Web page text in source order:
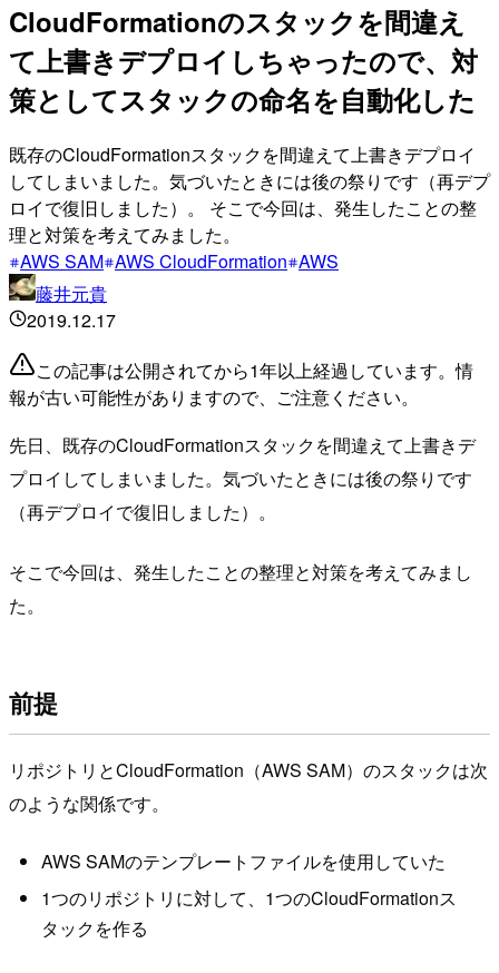
CloudFormationのスタックを間違え
て上書きデプロイしちゃったので、対
策としてスタックの命名を自動化した
既存のCloudFormationスタックを間違えて上書きデプロイ
してしまいました。気づいたときには後の祭りです（再デプ
ロイで復旧しました）。 そこで今回は、発生したことの整
理と対策を考えてみました。
AWS SAM AWS CloudFormation AWS
藤井元貴
2019.12.17
この記事は公開されてから1年以上経過しています。情
報が古い可能性がありますので、ご注意ください。
先日、既存のCloudFormationスタックを間違えて上書きデ
プロイしてしまいました。気づいたときには後の祭りです
（再デプロイで復旧しました）。
そこで今回は、発生したことの整理と対策を考えてみまし
た。
前提
リポジトリとCloudFormation（AWS SAM）のスタックは次
のような関係です。
AWS SAMのテンプレートファイルを使用していた
1つのリポジトリに対して、1つのCloudFormationス
タックを作る